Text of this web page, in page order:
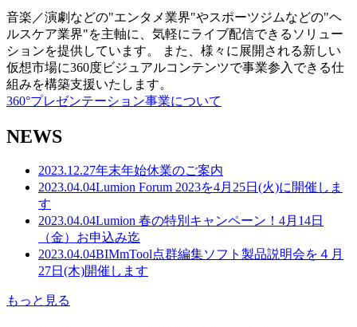
音楽／演劇などの"エンタメ業界"やスポーツジムなどの"ヘ
ルスケア業界"を主軸に、気軽にライブ配信できるソリュー
ションを提供しています。 また、様々に展開される新しい
仮想市場に360度ビジュアルコンテンツで事業参入できる仕
組みを構築支援いたします。
360°プレゼンテーション事業について
NEWS
2023.12.27年末年始休業のご案内
2023.04.04Lumion Forum 2023を4月25日(火)に開催しま
す
2023.04.04Lumion 春の特別キャンペーン！4月14日
（金）お申込み迄
2023.04.04BIMmTool点群編集ソフト製品説明会を４月
27日(木)開催します
もっと見る